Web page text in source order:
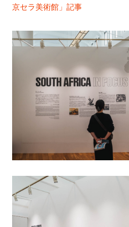
京セラ美術館」記事